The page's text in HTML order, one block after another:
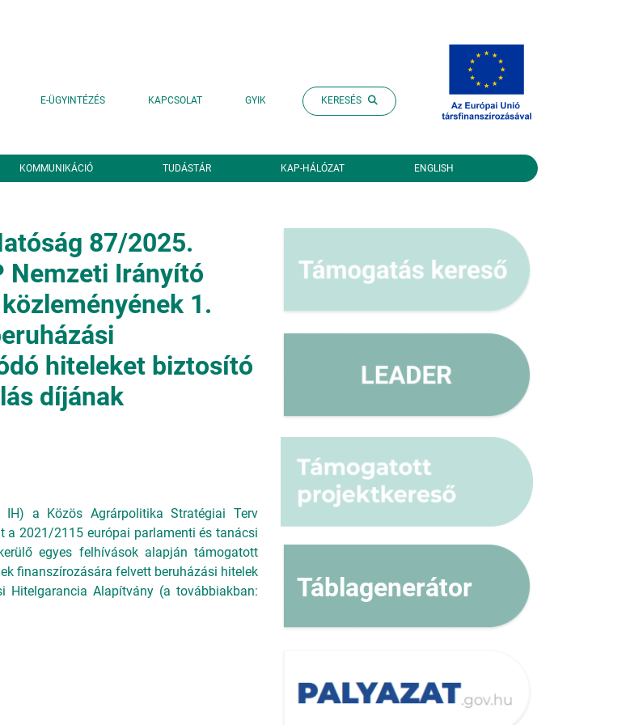
E-ÜGYINTÉZÉS KAPCSOLAT GYIK KERESÉS
KOMMUNIKÁCIÓ TUDÁSTÁR KAP-HÁLÓZAT ENGLISH
87/2025.
Nemzeti Irányító
1.
hiteleket biztosító
díjának
a Közös Agrárpolitika Stratégiai Terv
a 2021/2115 európai parlamenti és tanácsi
egyes felhívások alapján támogatott
finanszírozására felvett beruházási hitelek
Hitelgarancia Alapítvány (a továbbiakban:
Táblagenerátor